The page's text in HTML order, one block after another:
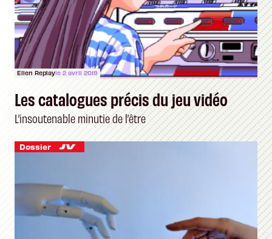
Ellen Replayle 2 avril 2019
Les catalogues précis du jeu vidéo
L’insoutenable minutie de l’être
Dossier